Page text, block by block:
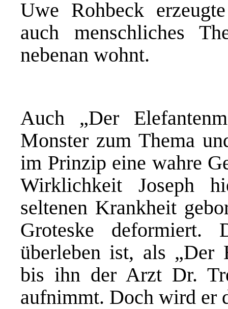
Uwe Rohbeck
auch menschliches
nebenan wohnt.
Auch „Der
Monster zum Thema
im Prinzip eine wahre
Wirklichkeit Joseph
seltenen Krankheit
Groteske
überleben ist, als „Der
bis ihn der Arzt Dr.
aufnimmt. Doch wird